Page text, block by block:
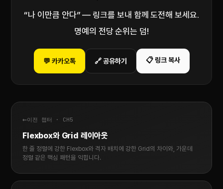
“나 이만큼 안다” — 링크를 보내 함께 도전해 보세요.
명예의 전당 순위는 덤!
💬 카카오톡 🔗 공유하기 📋 링크 복사
←이전 챕터 · CH5
Flexbox와 Grid 레이아웃
한 줄 정렬에 강한 Flexbox와 격자 배치에 강한 Grid의 차이와, 가운데
정렬 같은 핵심 패턴을 익힙니다.